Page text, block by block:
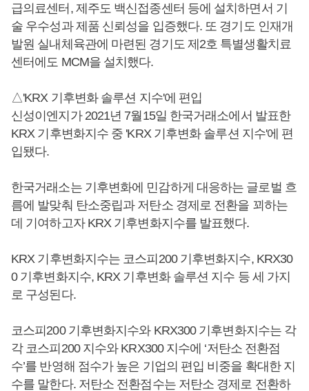
급의료센터, 제주도 백신접종센터 등에 설치하면서 기
술 우수성과 제품 신뢰성을 입증했다. 또 경기도 인재개
발원 실내체육관에 마련된 경기도 제2호 특별생활치료
센터에도 MCM을 설치했다.
△'KRX 기후변화 솔루션 지수'에 편입
신성이엔지가 2021년 7월15일 한국거래소에서 발표한
KRX 기후변화지수 중 'KRX 기후변화 솔루션 지수'에 편
입됐다.
한국거래소는 기후변화에 민감하게 대응하는 글로벌 흐
름에 발맞춰 탄소중립과 저탄소 경제로 전환을 꾀하는
데 기여하고자 KRX 기후변화지수를 발표했다.
KRX 기후변화지수는 코스피200 기후변화지수, KRX30
0 기후변화지수, KRX 기후변화 솔루션 지수 등 세 가지
로 구성된다.
코스피200 기후변화지수와 KRX300 기후변화지수는 각
각 코스피200 지수와 KRX300 지수에 ‘저탄소 전환점
수’를 반영해 점수가 높은 기업의 편입 비중을 확대한 지
수를 말한다. 저탄소 전환점수는 저탄소 경제로 전환하